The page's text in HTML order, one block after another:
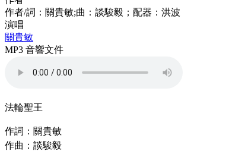
作者/詞：關貴敏;曲：談駿毅；配器：洪波
演唱
關貴敏
MP3 音響文件
法輪聖王
作詞：關貴敏
作曲：談駿毅